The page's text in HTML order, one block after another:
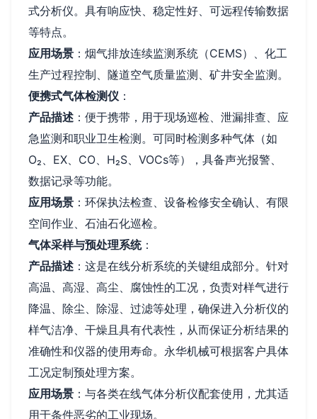
式分析仪。具有响应快、稳定性好、可远程传输数据
等特点。
应用场景 ：烟气排放连续监测系统（CEMS）、化工
生产过程控制、隧道空气质量监测、矿井安全监测。
便携式气体检测仪 ：
产品描述 ：便于携带，用于现场巡检、泄漏排查、应
急监测和职业卫生检测。可同时检测多种气体（如
O₂、EX、CO、H₂S、VOCs等），具备声光报警、
数据记录等功能。
应用场景 ：环保执法检查、设备检修安全确认、有限
空间作业、石油石化巡检。
气体采样与预处理系统：
产品描述 ：这是在线分析系统的关键组成部分。针对
高温、高湿、高尘、腐蚀性的工况，负责对样气进行
降温、除尘、除湿、过滤等处理，确保进入分析仪的
样气洁净、干燥且具有代表性，从而保证分析结果的
准确性和仪器的使用寿命。永华机械可根据客户具体
工况定制预处理方案。
应用场景 ：与各类在线气体分析仪配套使用，尤其适
用于条件恶劣的工业现场。